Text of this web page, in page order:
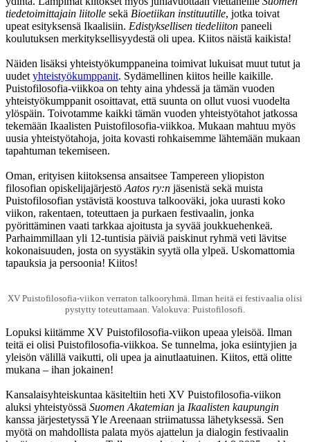
tiedetoimittajain liitolle sekä Bioetiikan instituutille, jotka toivat
upeat esityksensä Ikaalisiin. Edistyksellisen tiedeliiton paneeli
koulutuksen merkityksellisyydestä oli upea. Kiitos näistä kaikista!
Näiden lisäksi yhteistyökumppaneina toimivat lukuisat muut tutut ja
uudet yhteistyökumppanit. Sydämellinen kiitos heille kaikille.
Puistofilosofia-viikkoa on tehty aina yhdessä ja tämän vuoden
yhteistyökumppanit osoittavat, että suunta on ollut vuosi vuodelta
ylöspäin. Toivotamme kaikki tämän vuoden yhteistyötahot jatkossa
tekemään Ikaalisten Puistofilosofia-viikkoa. Mukaan mahtuu myös
uusia yhteistyötahoja, joita kovasti rohkaisemme lähtemään mukaan
tapahtuman tekemiseen.
Oman, erityisen kiitoksensa ansaitsee Tampereen yliopiston
filosofian opiskelijajärjestö Aatos ry:n jäsenistä sekä muista
Puistofilosofian ystävistä koostuva talkooväki, joka uurasti koko
viikon, rakentaen, toteuttaen ja purkaen festivaalin, jonka
pyörittäminen vaati tarkkaa ajoitusta ja syvää joukkuehenkeä.
Parhaimmillaan yli 12-tuntisia päiviä paiskinut ryhmä veti lävitse
kokonaisuuden, josta on syystäkin syytä olla ylpeä. Uskomattomia
tapauksia ja persoonia! Kiitos!
XV Puistofilosofia-viikon verraton talkooryhmä. Ilman heitä ei festivaalia olisi
pystytty toteuttamaan. Valokuva: Puistofilosofi.
Lopuksi kiitämme XV Puistofilosofia-viikon upeaa yleisöä. Ilman
teitä ei olisi Puistofilosofia-viikkoa. Se tunnelma, joka esiintyjien ja
yleisön välillä vaikutti, oli upea ja ainutlaatuinen. Kiitos, että olitte
mukana – ihan jokainen!
Kansalaisyhteiskuntaa käsiteltiin heti XV Puistofilosofia-viikon
aluksi yhteistyössä Suomen Akatemian ja Ikaalisten kaupungin
kanssa järjestetyssä Yle Areenaan striimatussa lähetyksessä. Sen
myötä on mahdollista palata myös ajattelun ja dialogin festivaalin